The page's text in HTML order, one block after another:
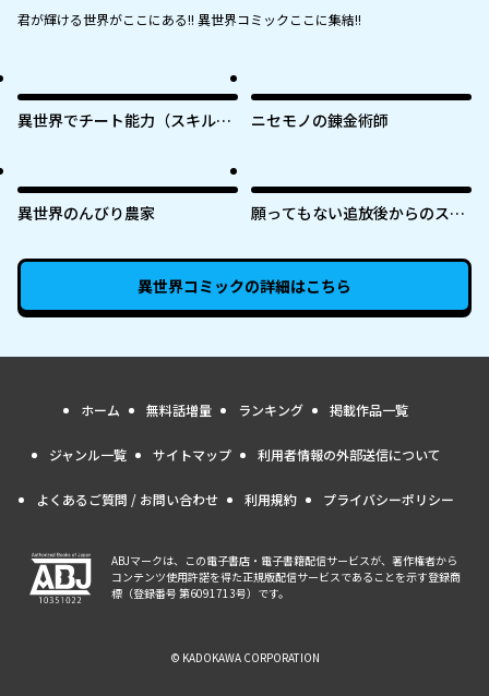
君が輝ける世界がここにある!! 異世界コミックここに集結!!
異世界でチート能力（スキル）
無双する ～レベルアップは人生
を変えた～
ニセモノの錬金術師
異世界のんびり農家
願ってもない追放後からのスロ
り行きで美少女ギャルの師匠に
なったらなぜかめちゃくちゃ懐
かれた〜
異世界コミックの詳細はこちら
ホーム 無料話増量 ランキング 掲載作品一覧
ジャンル一覧 サイトマップ 利用者情報の外部送信について
よくあるご質問 / お問い合わせ 利用規約 プライバシーポリシー
ABJマークは、この電子書店・電子書籍配信サービスが、著作権者から
コンテンツ使用許諾を得た正規版配信サービスであることを示す登録商
標（登録番号 第6091713号）です。
© KADOKAWA CORPORATION